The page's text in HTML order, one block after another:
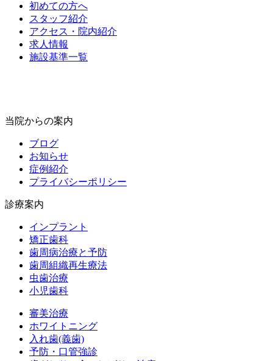
初めての方へ
スタッフ紹介
アクセス・院内紹介
求人情報
施設基準一覧
当院からの案内
ブログ
お知らせ
症例紹介
プライバシーポリシー
診療案内
インプラント
矯正歯科
歯周病治療と予防
歯周組織再生療法
虫歯治療
小児歯科
審美治療
ホワイトニング
入れ歯(義歯)
予防・口管強診